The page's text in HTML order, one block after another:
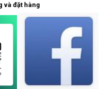
và đặt hàng